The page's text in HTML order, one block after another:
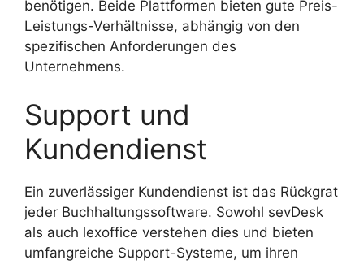
benötigen. Beide Plattformen bieten gute Preis-
Leistungs-Verhältnisse, abhängig von den
spezifischen Anforderungen des
Unternehmens.
Support und
Kundendienst
Ein zuverlässiger Kundendienst ist das Rückgrat
jeder Buchhaltungssoftware. Sowohl sevDesk
als auch lexoffice verstehen dies und bieten
umfangreiche Support-Systeme, um ihren